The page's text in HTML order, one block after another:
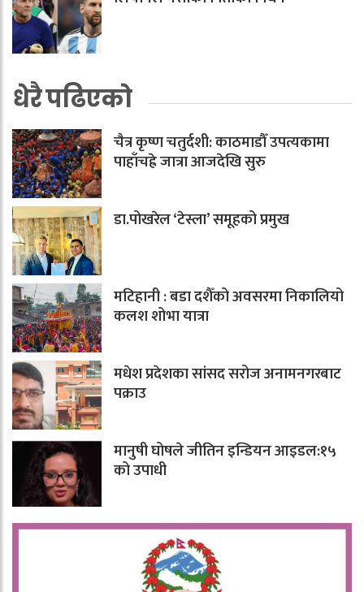
धेरै पढिएको
चैत्र कृष्ण चतुर्दशी: काठमाडौँ उपत्यकामा
पाहाँचह्रे जात्रा आजदेखि सुरु
डा.पोखरेल ‘टेस्ला’ समूहको प्रमुख
मटिहानी : बडा दशैँको अवसरमा निकालियो
कलश शोभा यात्रा
मधेश प्रदेशका सांसद सरोज अनामनगरबाट
पक्राउ
मानुषी घोषले जीतिन इन्डियन आइडल:१५
को उपाधी